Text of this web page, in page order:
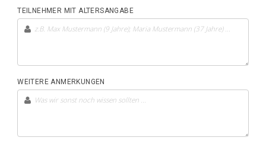
TEILNEHMER MIT ALTERSANGABE
WEITERE ANMERKUNGEN